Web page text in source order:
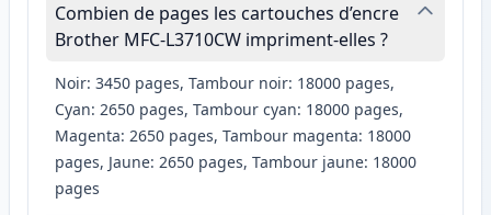
Combien de pages les cartouches d’encre
Brother MFC-L3710CW impriment-elles ?
Noir: 3450 pages, Tambour noir: 18000 pages,
Cyan: 2650 pages, Tambour cyan: 18000 pages,
Magenta: 2650 pages, Tambour magenta: 18000
pages, Jaune: 2650 pages, Tambour jaune: 18000
pages